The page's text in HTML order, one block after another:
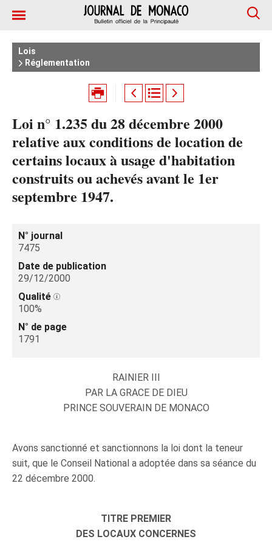
Lois
Réglementation
Loi n° 1.235 du 28 décembre 2000
relative aux conditions de location de
certains locaux à usage d'habitation
construits ou achevés avant le 1er
septembre 1947.
N° journal
7475
Date de publication
29/12/2000
Qualité
100%
N° de page
1791
RAINIER III
PAR LA GRACE DE DIEU
PRINCE SOUVERAIN DE MONACO
Avons sanctionné et sanctionnons la loi dont la teneur
suit, que le Conseil National a adoptée dans sa séance du
22 décembre 2000.
TITRE PREMIER
DES LOCAUX CONCERNES